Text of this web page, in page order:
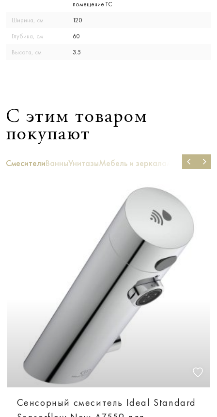
помещение ТС
Ширина, см 120
Глубина, см 60
Высота, см 3.5
С этим товаром
покупают
СмесителиВанныУнитазыМебель и зеркала Аксессуары
Сенсорный смеситель Ideal Standard